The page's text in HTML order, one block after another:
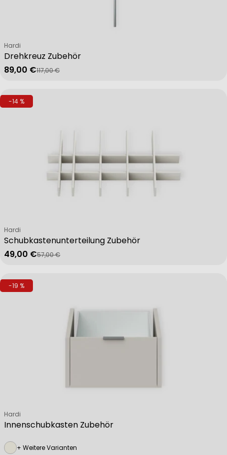
Drehkreuz Zubehör
Verkäufer:
Hardi
Verkaufspreis
89,00 €
Regulärer Preis
117,00 €
-14 %
Schubkastenunterteilung Zubehör
Verkäufer:
Hardi
Verkaufspreis
49,00 €
Regulärer Preis
57,00 €
-19 %
Innenschubkasten Zubehör
Verkäufer:
Hardi
+ Weitere Varianten